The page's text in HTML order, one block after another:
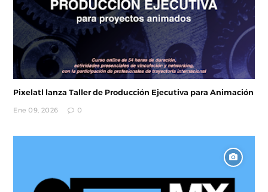
Pixelatl lanza Taller de Producción Ejecutiva para Animación
Ene 09, 2026 0